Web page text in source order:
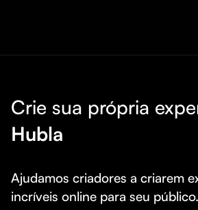
Crie sua própria
Hubla
Ajudamos criadores a criarem
incríveis online para seu público.